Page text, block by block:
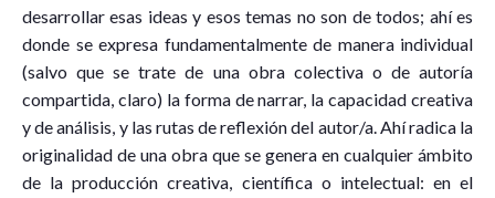
desarrollar esas ideas y esos temas no son de todos; ahí es
donde se expresa fundamentalmente de manera individual
(salvo que se trate de una obra colectiva o de autoría
compartida, claro) la forma de narrar, la capacidad creativa
y de análisis, y las rutas de reflexión del autor/a. Ahí radica la
originalidad de una obra que se genera en cualquier ámbito
de la producción creativa, científica o intelectual: en el